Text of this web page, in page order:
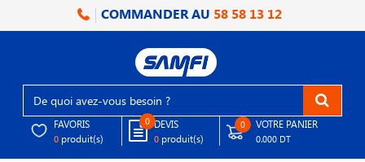
COMMANDER AU 58 58 13 12
FAVORIS
0 produit(s)
0 DEVIS
0 produit(s)
0 VOTRE PANIER
0.000 DT